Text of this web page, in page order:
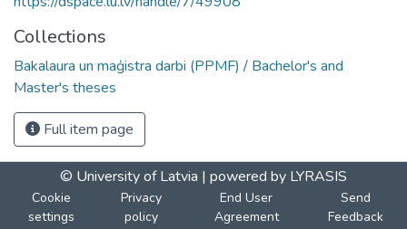
Collections
Bakalaura un maģistra darbi (PPMF) / Bachelor's and
Master's theses
Full item page
© University of Latvia | powered by LYRASIS
Cookie
settings
Privacy
policy
End User
Agreement
Send
Feedback